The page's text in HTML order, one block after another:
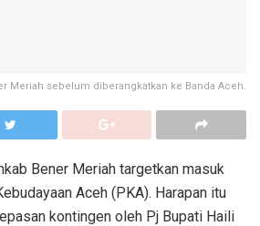
Meriah sebelum diberangkatkan ke Banda Aceh.
Bener Meriah targetkan masuk
Aceh (PKA). Harapan itu
kontingen oleh Pj Bupati Haili